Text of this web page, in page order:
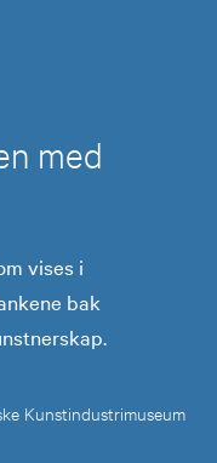
med
vises i
bak
Kunstindustrimuseum